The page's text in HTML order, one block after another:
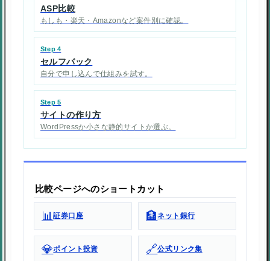
ASP比較
もしも・楽天・Amazonなど案件別に確認。
Step 4
セルフバック
自分で申し込んで仕組みを試す。
Step 5
サイトの作り方
WordPressか小さな静的サイトか選ぶ。
比較ページへのショートカット
📊証券口座 🏦ネット銀行
💎ポイント投資 🔗公式リンク集